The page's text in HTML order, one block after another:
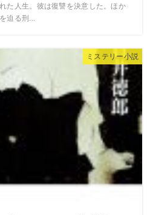
た人生。彼は復讐を決意した。ほか
迫る刑...
ミステリー小説